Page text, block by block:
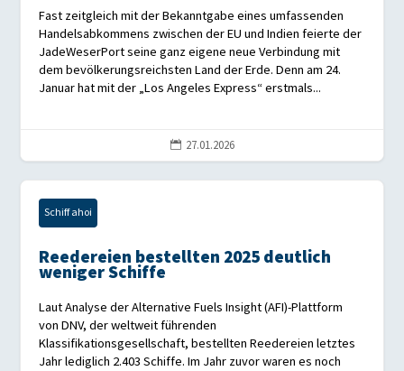
Fast zeitgleich mit der Bekanntgabe eines umfassenden
Handelsabkommens zwischen der EU und Indien feierte der
JadeWeserPort seine ganz eigene neue Verbindung mit
dem bevölkerungsreichsten Land der Erde. Denn am 24.
Januar hat mit der „Los Angeles Express“ erstmals...
 27.01.2026
Schiff ahoi
Reedereien bestellten 2025 deutlich
weniger Schiffe
Laut Analyse der Alternative Fuels Insight (AFI)-Plattform
von DNV, der weltweit führenden
Klassifikationsgesellschaft, bestellten Reedereien letztes
Jahr lediglich 2.403 Schiffe. Im Jahr zuvor waren es noch